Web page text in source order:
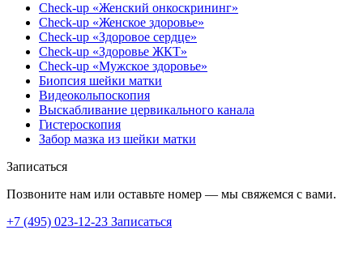
Check-up «Женский онкоскрининг»
Check-up «Женское здоровье»
Check-up «Здоровое сердце»
Check-up «Здоровье ЖКТ»
Check-up «Мужское здоровье»
Биопсия шейки матки
Видеокольпоскопия
Выскабливание цервикального канала
Гистероскопия
Забор мазка из шейки матки
Записаться
Позвоните нам или оставьте номер — мы свяжемся с вами.
+7 (495) 023-12-23 Записаться